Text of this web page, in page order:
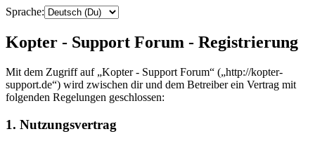
Sprache:
Kopter - Support Forum - Registrierung
Mit dem Zugriff auf „Kopter - Support Forum“ („http://kopter-
support.de“) wird zwischen dir und dem Betreiber ein Vertrag mit
folgenden Regelungen geschlossen:
1. Nutzungsvertrag